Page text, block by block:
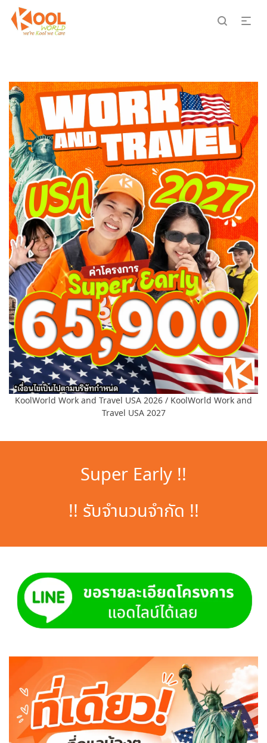
KoolWorld Work and Travel USA 2026 / KoolWorld Work and
Travel USA 2027
Super Early !!
!! รับจำนวนจำกัด !!